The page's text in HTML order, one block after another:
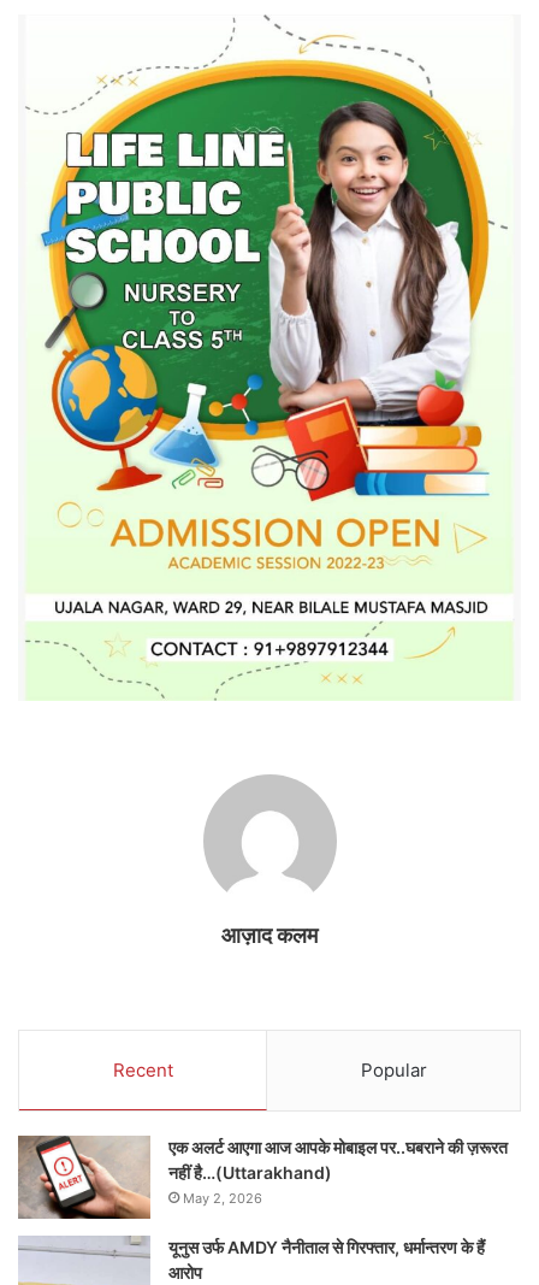
आज़ाद कलम
Recent Popular
एक अलर्ट आएगा आज आपके मोबाइल पर..घबराने की ज़रूरत
नहीं है…(Uttarakhand)
May 2, 2026
यूनुस उर्फ AMDY नैनीताल से गिरफ्तार, धर्मान्तरण के हैं
आरोप